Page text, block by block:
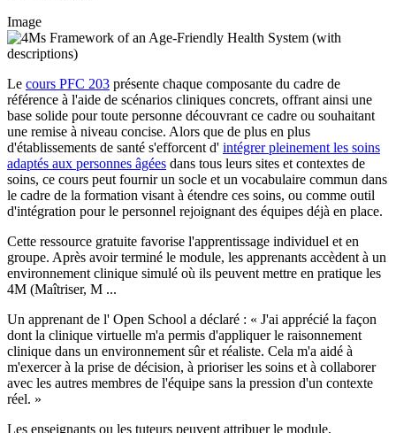
Image
Le cours PFC 203 présente chaque composante du cadre de
référence à l'aide de scénarios cliniques concrets, offrant ainsi une
base solide pour toute personne découvrant ce cadre ou souhaitant
une remise à niveau concise. Alors que de plus en plus
d'établissements de santé s'efforcent d' intégrer pleinement les soins
adaptés aux personnes âgées dans tous leurs sites et contextes de
soins, ce cours peut fournir un socle et un vocabulaire commun dans
le cadre de la formation visant à étendre ces soins, ou comme outil
d'intégration pour le personnel rejoignant des équipes déjà en place.
Cette ressource gratuite favorise l'apprentissage individuel et en
groupe. Après avoir terminé le module, les apprenants accèdent à un
environnement clinique simulé où ils peuvent mettre en pratique les
4M (Maîtriser, M ...
Un apprenant de l' Open School a déclaré : « J'ai apprécié la façon
dont la clinique virtuelle m'a permis d'appliquer le raisonnement
clinique dans un environnement sûr et réaliste. Cela m'a aidé à
m'exercer à la prise de décision, à prioriser les soins et à collaborer
avec les autres membres de l'équipe sans la pression d'un contexte
réel. »
Les enseignants ou les tuteurs peuvent attribuer le module,